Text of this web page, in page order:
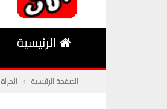
الرئيسية
الصفحة الرئيسية المرأة